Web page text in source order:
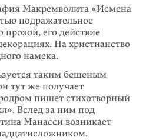
Макремволита «Исмена
подражательное
его действие
На христианство
намека.
таким бешеным
тут же получает
пишет стихотворный
Вслед за ним под
Манасси возникает